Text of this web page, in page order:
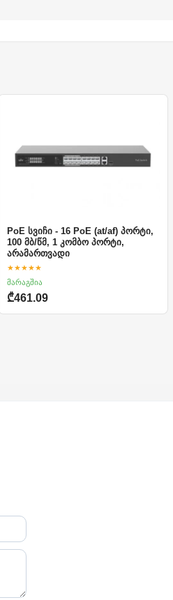
PoE სვიჩი - 16 PoE (at/af) პორტი,
100 მბ/წმ, 1 კომბო პორტი,
არამართვადი
★★★★★
მარაგშია
₾461.09